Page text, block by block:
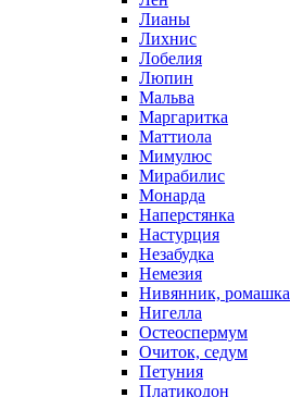
Лианы
Лихнис
Лобелия
Люпин
Мальва
Маргаритка
Маттиола
Мимулюс
Мирабилис
Монарда
Наперстянка
Настурция
Незабудка
Немезия
Нивянник, ромашка
Нигелла
Остеоспермум
Очиток, седум
Петуния
Платикодон